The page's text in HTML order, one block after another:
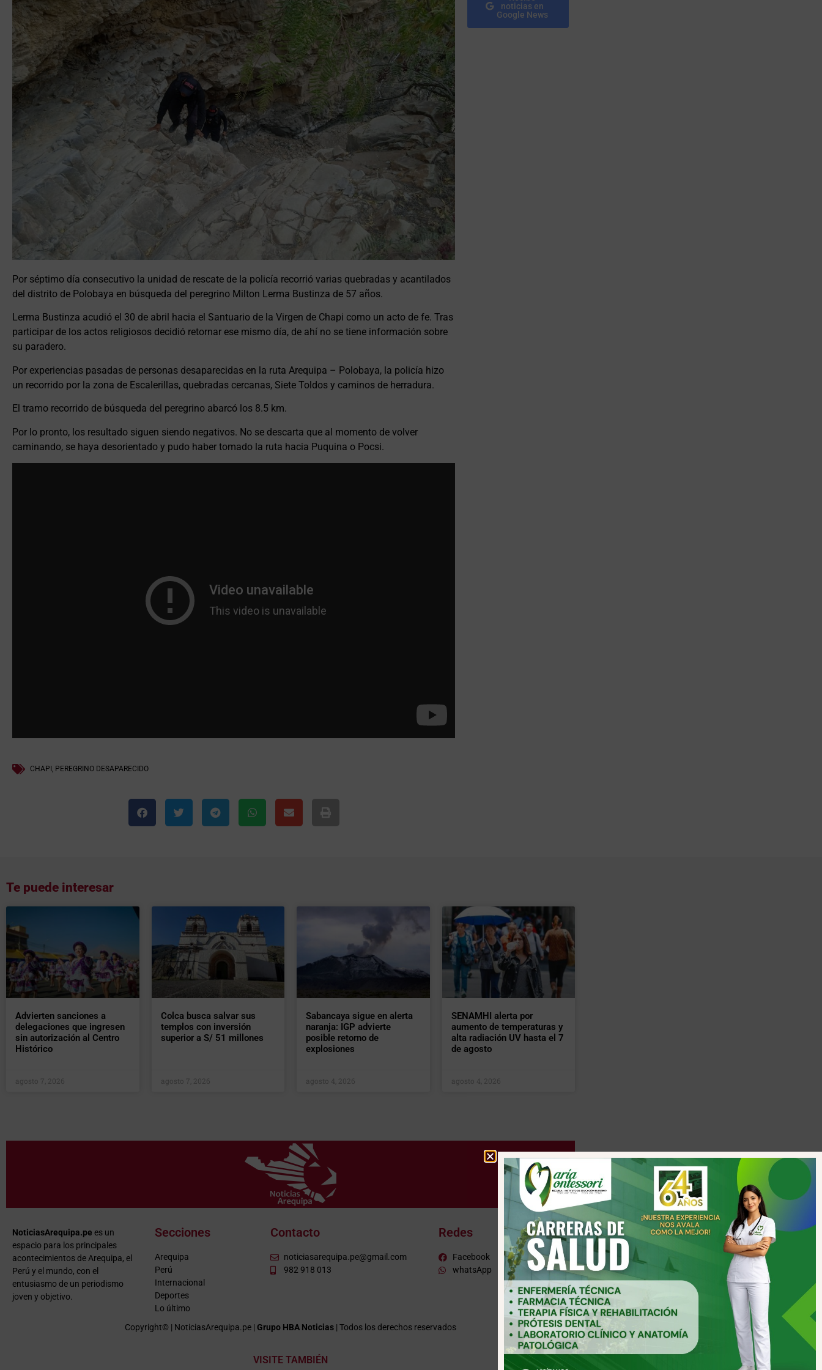
Por séptimo día consecutivo la unidad de rescate de la policía recorrió varias quebradas y acantilados
del distrito de Polobaya en búsqueda del peregrino Milton Lerma Bustinza de 57 años.
Lerma Bustinza acudió el 30 de abril hacia el Santuario de la Virgen de Chapi como un acto de fe. Tras
participar de los actos religiosos decidió retornar ese mismo día, de ahí no se tiene información sobre
su paradero.
Por experiencias pasadas de personas desaparecidas en la ruta Arequipa – Polobaya, la policía hizo
un recorrido por la zona de Escalerillas, quebradas cercanas, Siete Toldos y caminos de herradura.
El tramo recorrido de búsqueda del peregrino abarcó los 8.5 km.
Por lo pronto, los resultado siguen siendo negativos. No se descarta que al momento de volver
caminando, se haya desorientado y pudo haber tomado la ruta hacia Puquina o Pocsi.
CHAPI , PEREGRINO DESAPARECIDO
noticias en
Google News
Te puede interesar
Advierten sanciones a
delegaciones que ingresen
sin autorización al Centro
Histórico
agosto 7, 2026
Colca busca salvar sus
templos con inversión
superior a S/ 51 millones
agosto 7, 2026
Sabancaya sigue en alerta
naranja: IGP advierte
posible retorno de
explosiones
agosto 4, 2026
SENAMHI alerta por
aumento de temperaturas y
alta radiación UV hasta el 7
de agosto
agosto 4, 2026
NoticiasArequipa.pe es un
espacio para los principales
acontecimientos de Arequipa, el
Perú y el mundo, con el
entusiasmo de un periodismo
joven y objetivo.
Secciones
Arequipa
Perú
Internacional
Deportes
Lo último
Contacto
noticiasarequipa.pe@gmail.com
982 918 013
Redes
Facebook
whatsApp
Copyright© | NoticiasArequipa.pe | Grupo HBA Noticias | Todos los derechos reservados
VISITE TAMBIÉN